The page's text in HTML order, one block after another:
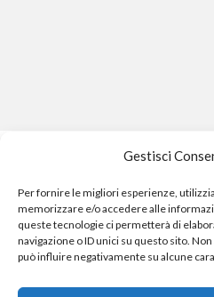
Gestisci
Per fornire le migliori esperienze,
memorizzare e/o accedere alle
queste tecnologie ci permetterà di
navigazione o ID unici su questo sito.
può influire negativamente su alcune